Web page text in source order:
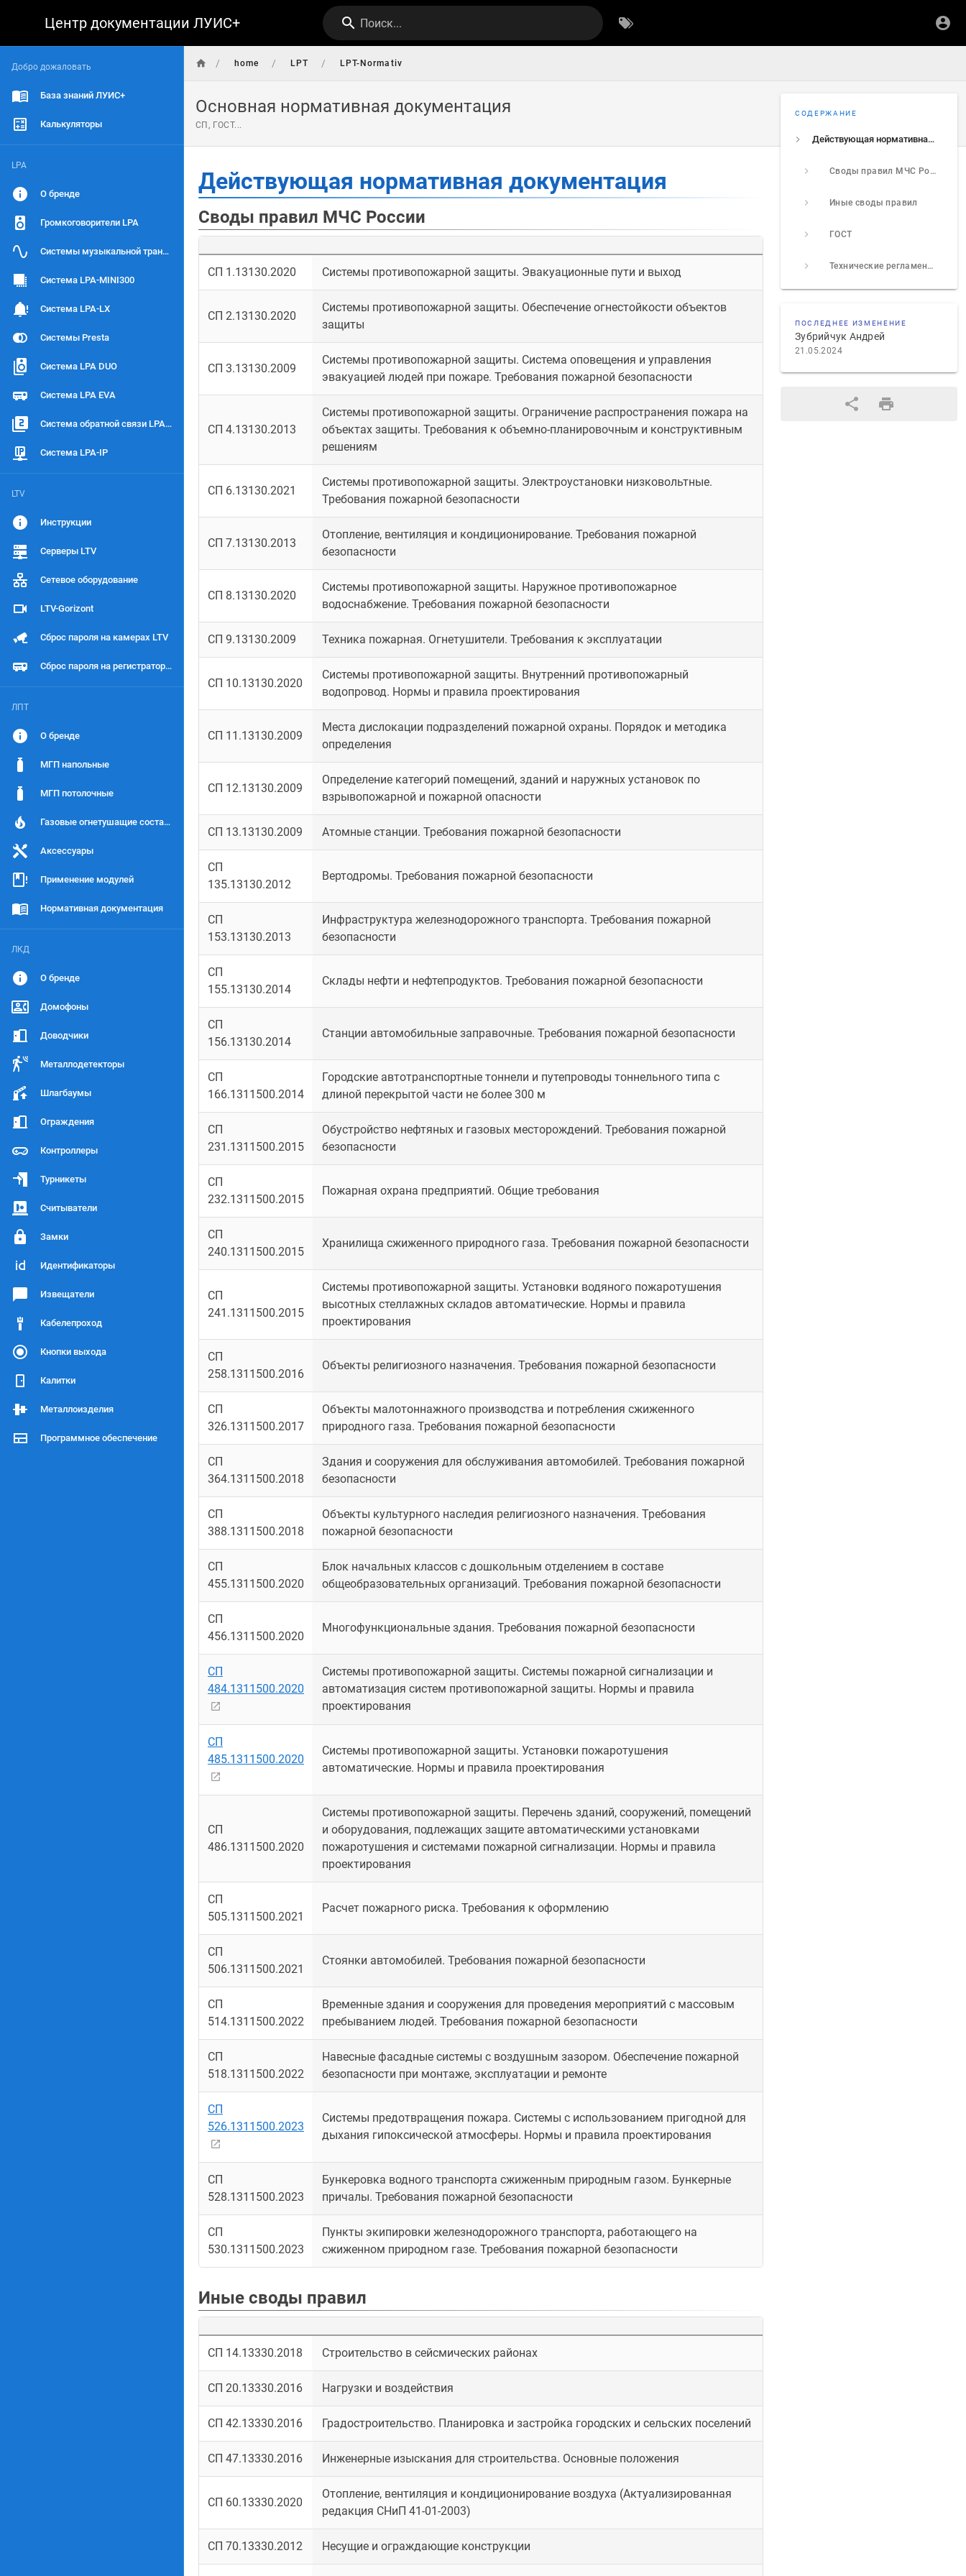
Центр документации ЛУИС+ Поиск...
Добро дожаловать
База знаний ЛУИС+
Калькуляторы
LPA
О бренде
Громкоговорители LPA
Системы музыкальной трансляции
Система LPA-MINI300
Система LPA-LX
Системы Presta
Система LPA DUO
Система LPA EVA
Система обратной связи LPA-Duplex
Система LPA-IP
LTV
Инструкции
Серверы LTV
Сетевое оборудование
LTV-Gorizont
Сброс пароля на камерах LTV
Сброс пароля на регистраторах LTV
ЛПТ
О бренде
МГП напольные
МГП потолочные
Газовые огнетушащие составы (ГОТВ)
Аксессуары
Применение модулей
Нормативная документация
ЛКД
О бренде
Домофоны
Доводчики
Металлодетекторы
Шлагбаумы
Ограждения
Контроллеры
Турникеты
Считыватели
Замки
Идентификаторы
Извещатели
Кабелепроход
Кнопки выхода
Калитки
Металлоизделия
Программное обеспечение
/ home / LPT / LPT-Normativ
Основная нормативная документация
СП, ГОСТ...
СОДЕРЖАНИЕ
Действующая нормативная документация
Своды правил МЧС России
Иные своды правил
ГОСТ
Технические регламенты (ТР)
ПОСЛЕДНЕЕ ИЗМЕНЕНИЕ
Зубрийчук Андрей
21.05.2024
Действующая нормативная документация
Своды правил МЧС России
СП 1.13130.2020 Системы противопожарной защиты. Эвакуационные пути и выход
СП 2.13130.2020
Системы противопожарной защиты. Обеспечение огнестойкости объектов
защиты
СП 3.13130.2009
Системы противопожарной защиты. Система оповещения и управления
эвакуацией людей при пожаре. Требования пожарной безопасности
СП 4.13130.2013
Системы противопожарной защиты. Ограничение распространения пожара на
объектах защиты. Требования к объемно-планировочным и конструктивным
решениям
СП 6.13130.2021
Системы противопожарной защиты. Электроустановки низковольтные.
Требования пожарной безопасности
СП 7.13130.2013
Отопление, вентиляция и кондиционирование. Требования пожарной
безопасности
СП 8.13130.2020
Системы противопожарной защиты. Наружное противопожарное
водоснабжение. Требования пожарной безопасности
СП 9.13130.2009 Техника пожарная. Огнетушители. Требования к эксплуатации
СП 10.13130.2020
Системы противопожарной защиты. Внутренний противопожарный
водопровод. Нормы и правила проектирования
СП 11.13130.2009
Места дислокации подразделений пожарной охраны. Порядок и методика
определения
СП 12.13130.2009
Определение категорий помещений, зданий и наружных установок по
взрывопожарной и пожарной опасности
СП 13.13130.2009 Атомные станции. Требования пожарной безопасности
СП
135.13130.2012
Вертодромы. Требования пожарной безопасности
СП
153.13130.2013
Инфраструктура железнодорожного транспорта. Требования пожарной
безопасности
СП
155.13130.2014
Склады нефти и нефтепродуктов. Требования пожарной безопасности
СП
156.13130.2014
Станции автомобильные заправочные. Требования пожарной безопасности
СП
166.1311500.2014
Городские автотранспортные тоннели и путепроводы тоннельного типа с
длиной перекрытой части не более 300 м
СП
231.1311500.2015
Обустройство нефтяных и газовых месторождений. Требования пожарной
безопасности
СП
232.1311500.2015
Пожарная охрана предприятий. Общие требования
СП
240.1311500.2015
Хранилища сжиженного природного газа. Требования пожарной безопасности
СП
241.1311500.2015
Системы противопожарной защиты. Установки водяного пожаротушения
высотных стеллажных складов автоматические. Нормы и правила
проектирования
СП
258.1311500.2016
Объекты религиозного назначения. Требования пожарной безопасности
СП
326.1311500.2017
Объекты малотоннажного производства и потребления сжиженного
природного газа. Требования пожарной безопасности
СП
364.1311500.2018
Здания и сооружения для обслуживания автомобилей. Требования пожарной
безопасности
СП
388.1311500.2018
Объекты культурного наследия религиозного назначения. Требования
пожарной безопасности
СП
455.1311500.2020
Блок начальных классов с дошкольным отделением в составе
общеобразовательных организаций. Требования пожарной безопасности
СП
456.1311500.2020
Многофункциональные здания. Требования пожарной безопасности
СП
484.1311500.2020
Системы противопожарной защиты. Системы пожарной сигнализации и
автоматизация систем противопожарной защиты. Нормы и правила
проектирования
СП
485.1311500.2020
Системы противопожарной защиты. Установки пожаротушения
автоматические. Нормы и правила проектирования
СП
486.1311500.2020
Системы противопожарной защиты. Перечень зданий, сооружений, помещений
и оборудования, подлежащих защите автоматическими установками
пожаротушения и системами пожарной сигнализации. Нормы и правила
проектирования
СП
505.1311500.2021
Расчет пожарного риска. Требования к оформлению
СП
506.1311500.2021
Стоянки автомобилей. Требования пожарной безопасности
СП
514.1311500.2022
Временные здания и сооружения для проведения мероприятий с массовым
пребыванием людей. Требования пожарной безопасности
СП
518.1311500.2022
Навесные фасадные системы с воздушным зазором. Обеспечение пожарной
безопасности при монтаже, эксплуатации и ремонте
СП
526.1311500.2023
Системы предотвращения пожара. Системы с использованием пригодной для
дыхания гипоксической атмосферы. Нормы и правила проектирования
СП
528.1311500.2023
Бункеровка водного транспорта сжиженным природным газом. Бункерные
причалы. Требования пожарной безопасности
СП
530.1311500.2023
Пункты экипировки железнодорожного транспорта, работающего на
сжиженном природном газе. Требования пожарной безопасности
Иные своды правил
СП 14.13330.2018 Строительство в сейсмических районах
СП 20.13330.2016 Нагрузки и воздействия
СП 42.13330.2016 Градостроительство. Планировка и застройка городских и сельских поселений
СП 47.13330.2016 Инженерные изыскания для строительства. Основные положения
СП 60.13330.2020
Отопление, вентиляция и кондиционирование воздуха (Актуализированная
редакция СНиП 41-01-2003)
СП 70.13330.2012 Несущие и ограждающие конструкции